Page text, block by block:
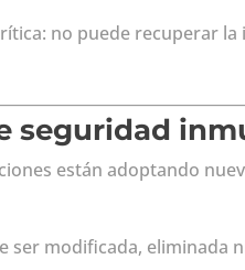
no puede recuperar
seguridad
están adoptando
ser modificada, eliminada